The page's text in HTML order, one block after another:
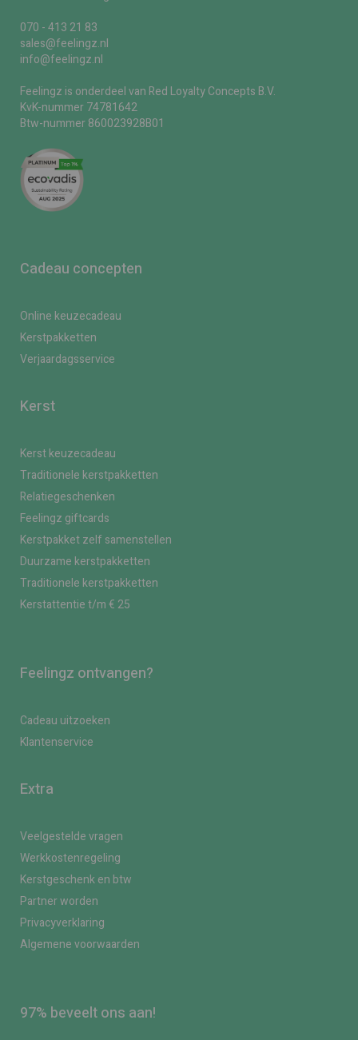
070 - 413 21 83
sales@feelingz.nl
info@feelingz.nl
Feelingz is onderdeel van Red Loyalty Concepts B.V.
KvK-nummer 74781642
Btw-nummer 860023928B01
Cadeau concepten
Online keuzecadeau
Kerstpakketten
Verjaardagsservice
Kerst
Kerst keuzecadeau
Traditionele kerstpakketten
Relatiegeschenken
Feelingz giftcards
Kerstpakket zelf samenstellen
Duurzame kerstpakketten
Traditionele kerstpakketten
Kerstattentie t/m € 25
Feelingz ontvangen?
Cadeau uitzoeken
Klantenservice
Extra
Veelgestelde vragen
Werkkostenregeling
Kerstgeschenk en btw
Partner worden
Privacyverklaring
Algemene voorwaarden
97% beveelt ons aan!